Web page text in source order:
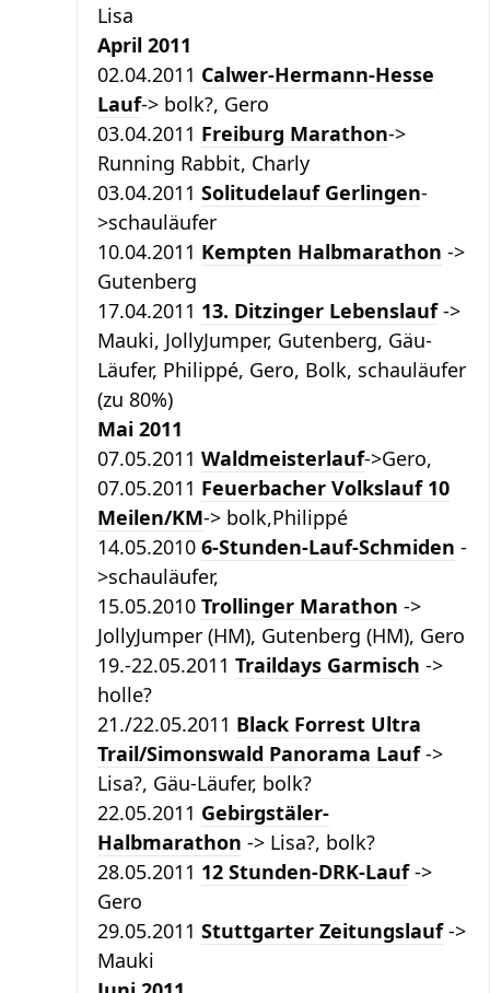
Lisa
April 2011
02.04.2011 Calwer-Hermann-Hesse
Lauf-> bolk?, Gero
03.04.2011 Freiburg Marathon->
Running Rabbit, Charly
03.04.2011 Solitudelauf Gerlingen-
>schauläufer
10.04.2011 Kempten Halbmarathon ->
Gutenberg
17.04.2011 13. Ditzinger Lebenslauf->
Mauki, JollyJumper, Gutenberg, Gäu-
Läufer, Philippé, Gero, Bolk, schauläufer
(zu 80%)
Mai 2011
07.05.2011 Waldmeisterlauf->Gero,
07.05.2011 Feuerbacher Volkslauf 10
Meilen/KM-> bolk,Philippé
14.05.2010 6-Stunden-Lauf-Schmiden -
>schauläufer,
15.05.2010 Trollinger Marathon ->
JollyJumper (HM), Gutenberg (HM), Gero
19.-22.05.2011 Traildays Garmisch ->
holle?
21./22.05.2011 Black Forrest Ultra
Trail/Simonswald Panorama Lauf->
Lisa?, Gäu-Läufer, bolk?
22.05.2011 Gebirgstäler-
Halbmarathon -> Lisa?, bolk?
28.05.2011 12 Stunden-DRK-Lauf->
Gero
29.05.2011 Stuttgarter Zeitungslauf->
Mauki